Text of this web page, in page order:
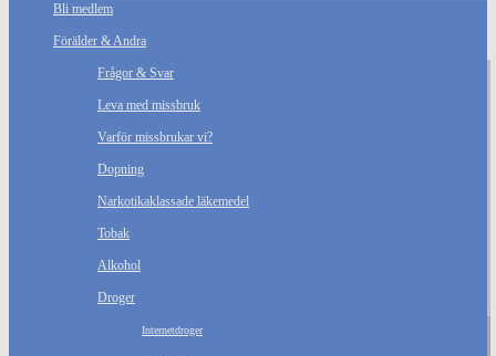
Bli medlem
Förälder & Andra
Frågor & Svar
Leva med missbruk
Varför missbrukar vi?
Dopning
Narkotikaklassade läkemedel
Tobak
Alkohol
Droger
Internetdroger